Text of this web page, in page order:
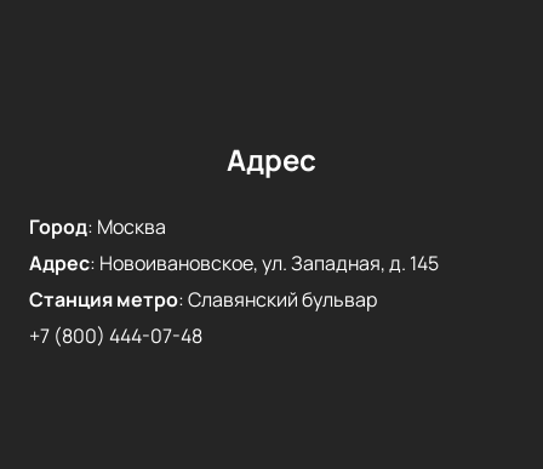
Адрес
Город: Москва
Адрес: Новоивановское, ул. Западная, д. 145
Станция метро:Славянский бульвар
+7 (800) 444-07-48